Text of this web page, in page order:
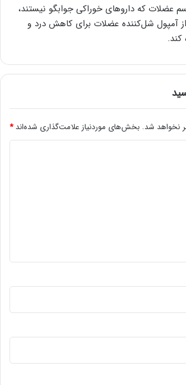
عضلات که داروهای خوراکی جوابگو نیستند،
شل‌کننده عضلات برای کاهش درد و
نخواهد شد. بخش‌های موردنیاز علامت‌گذاری شده‌اند*